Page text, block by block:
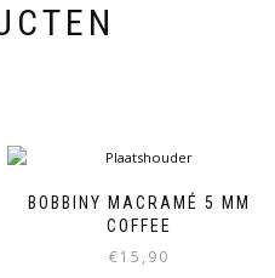
BOBBINY MACRAMÉ 5 MM
COFFEE
€15,90